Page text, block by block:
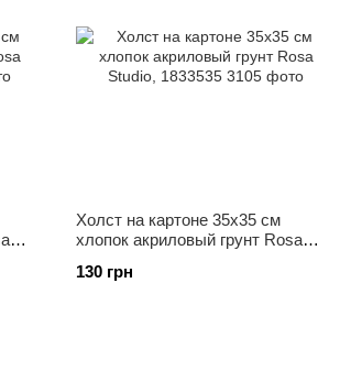
Холст на картоне 35x35 см
хлопок акриловый грунт Rosa
130 грн